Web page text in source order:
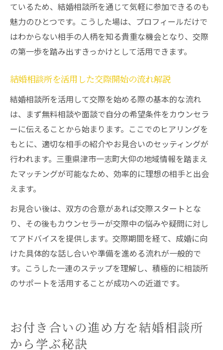
ているため、結婚相談所を通じて気軽に参加できるのも
魅力のひとつです。こうした場は、プロフィールだけで
はわからない相手の人柄を知る貴重な機会となり、交際
の第一歩を踏み出すきっかけとして活用できます。
結婚相談所を活用した交際開始の流れ解説
結婚相談所を活用して交際を始める際の基本的な流れ
は、まず無料相談や面談で自分の希望条件をカウンセラ
ーに伝えることから始まります。ここでのヒアリングを
もとに、適切な相手の紹介やお見合いのセッティングが
行われます。三重県津市一志町大仰の地域情報を踏まえ
たマッチングが可能なため、効率的に理想の相手と出会
えます。
お見合い後は、双方の合意があれば交際スタートとな
り、その後もカウンセラーが交際中の悩みや疑問に対し
てアドバイスを提供します。交際期間を経て、成婚に向
けた具体的な話し合いや準備を進める流れが一般的で
す。こうした一連のステップを理解し、積極的に相談所
のサポートを活用することが成功への近道です。
お付き合いの進め方を結婚相談所
から学ぶ秘訣